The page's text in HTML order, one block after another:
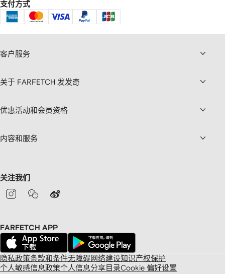
支付方式
客户服务
关于 FARFETCH 发发奇
优惠活动和会员资格
内容和服务
关注我们
FARFETCH APP
隐私政策条款和条件无障碍网络建设知识产权保护
个人敏感信息政策个人信息分享目录Cookie 偏好设置